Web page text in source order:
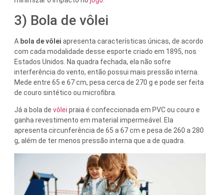
3) Bola de vôlei
A bola de vôlei apresenta características únicas, de acordo
com cada modalidade desse esporte criado em 1895, nos
Estados Unidos. Na quadra fechada, ela não sofre
interferência do vento, então possui mais pressão interna.
Mede entre 65 e 67 cm, pesa cerca de 270 g e pode ser feita
de couro sintético ou microfibra.
Já a bola de vôlei praia é confeccionada em PVC ou couro e
ganha revestimento em material impermeável. Ela
apresenta circunferência de 65 a 67 cm e pesa de 260 a 280
g, além de ter menos pressão interna que a de quadra.